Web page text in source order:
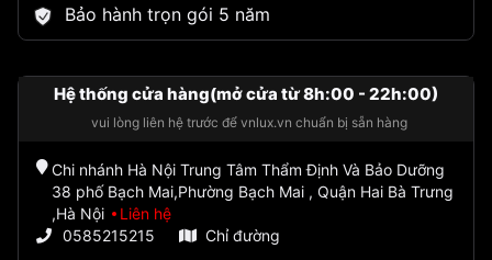
Bảo hành trọn gói 5 năm
Hệ thống cửa hàng(mở cửa từ 8h:00 - 22h:00)
vui lòng liên hệ trước để vnlux.vn chuẩn bị sẵn hàng
Chi nhánh Hà Nội Trung Tâm Thẩm Định Và Bảo Dưỡng
38 phố Bạch Mai,Phường Bạch Mai , Quận Hai Bà Trưng
,Hà Nội
Liên hệ
0585215215
Chỉ đường